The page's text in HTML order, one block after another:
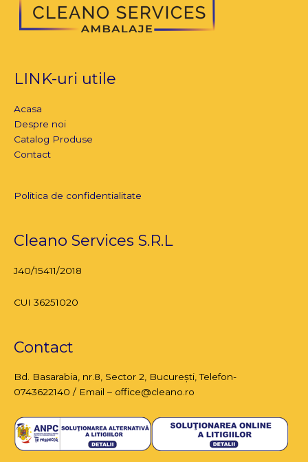
LINK-uri utile
Acasa
Despre noi
Catalog Produse
Contact
Politica de confidentialitate
Cleano Services S.R.L
J40/15411/2018
CUI 36251020
Contact
Bd. Basarabia, nr.8, Sector 2, București, Telefon-
0743622140 / Email – office@cleano.ro